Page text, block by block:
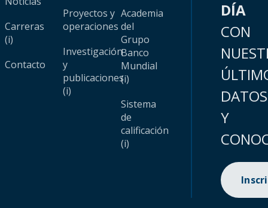
Carreras
(i)
Contacto
Proyectos y
operaciones
Investigación
y
publicaciones
(i)
Academia
del
Grupo
Banco
Mundial
(i)
Sistema
de
calificación
(i)
DÍA
CON
DATOS
Y